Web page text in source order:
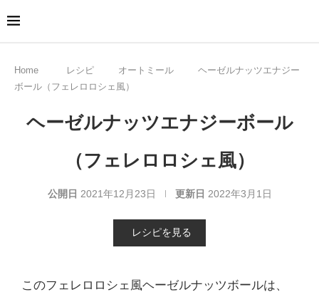
Home レシピ オートミール
ヘーゼルナッツエナジー
ボール（フェレロロシェ風）
ヘーゼルナッツエナジーボール
（フェレロロシェ風）
公開日 2021年12月23日 更新日 2022年3月1日
レシピを見る
このフェレロロシェ風ヘーゼルナッツボールは、